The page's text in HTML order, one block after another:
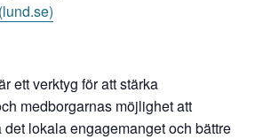
ett verktyg för att stärka
medborgarnas möjlighet att
det lokala engagemanget och bättre